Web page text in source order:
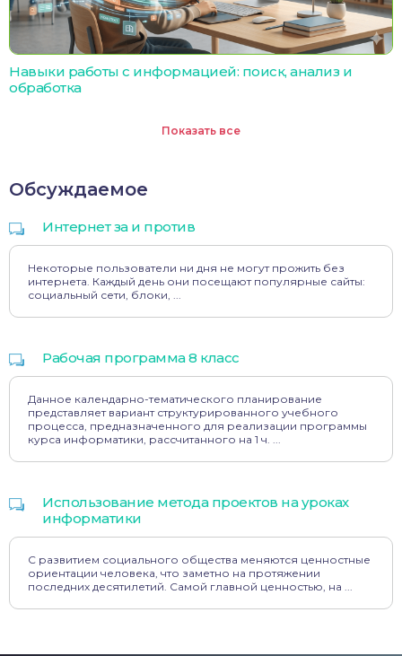
Навыки работы с информацией: поиск, анализ и
обработка
Показать все
Обсуждаемое
Интернет за и против
Некоторые пользователи ни дня не могут прожить без
интернета. Каждый день они посещают популярные сайты:
социальный сети, блоки, ...
Рабочая программа 8 класс
Данное календарно-тематического планирование
представляет вариант структурированного учебного
процесса, предназначенного для реализации программы
курса информатики, рассчитанного на 1 ч. ...
Использование метода проектов на уроках
информатики
С развитием социального общества меняются ценностные
ориентации человека, что заметно на протяжении
последних десятилетий. Самой главной ценностью, на ...